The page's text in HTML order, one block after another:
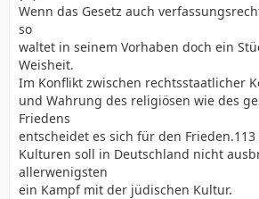
Wenn das Gesetz auch
so
waltet in seinem Vorhaben doch ein
Weisheit.
Im Konflikt zwischen rechtsstaatlicher
und Wahrung des religiösen wie des
Friedens
entscheidet es sich für den
Kulturen soll in Deutschland nicht
allerwenigsten
ein Kampf mit der jüdischen Kultur.